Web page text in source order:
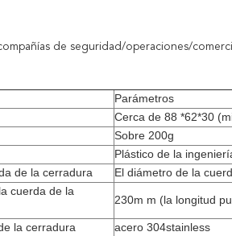
de seguridad/operaciones/
Parámetros
Cerca de 88 *62*30
Sobre 200g
Plástico de la
de la cerradura
El diámetro de la
cuerda de la
230m m (la longitud
la cerradura
acero 304stainless